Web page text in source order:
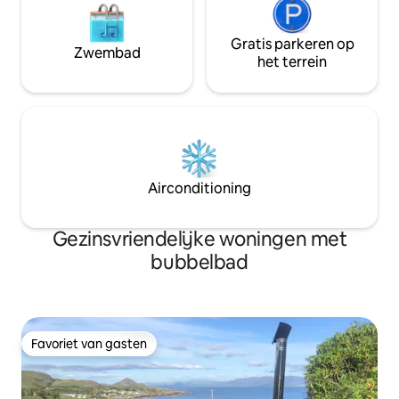
Zwembad
Gratis parkeren op
het terrein
Airconditioning
Gezinsvriendelijke woningen met
bubbelbad
Favoriet van gasten
Favoriet van gasten